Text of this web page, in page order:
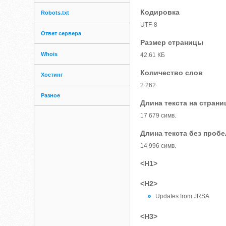
Robots.txt
Ответ сервера
Whois
Хостинг
Разное
Кодировка
UTF-8
Размер страницы
42.61 КБ
Количество слов
2 262
Длина текста на
17 679 симв.
Длина текста без
14 996 симв.
<H1>
<H2>
Updates from JRSA
<H3>